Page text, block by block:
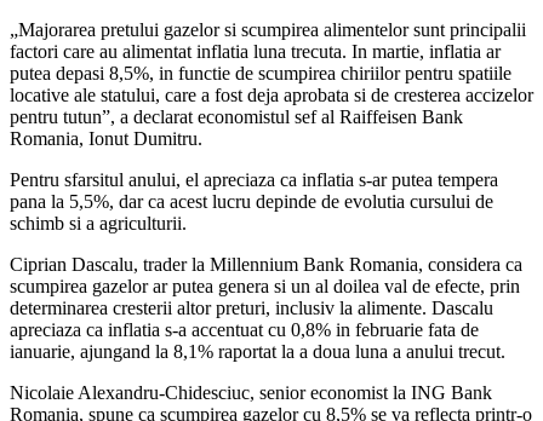
„Majorarea pretului gazelor si scumpirea alimentelor sunt principalii
factori care au alimentat inflatia luna trecuta. In martie, inflatia ar
putea depasi 8,5%, in functie de scumpirea chiriilor pentru spatiile
locative ale statului, care a fost deja aprobata si de cresterea accizelor
pentru tutun”, a declarat economistul sef al Raiffeisen Bank
Romania, Ionut Dumitru.
Pentru sfarsitul anului, el apreciaza ca inflatia s-ar putea tempera
pana la 5,5%, dar ca acest lucru depinde de evolutia cursului de
schimb si a agriculturii.
Ciprian Dascalu, trader la Millennium Bank Romania, considera ca
scumpirea gazelor ar putea genera si un al doilea val de efecte, prin
determinarea cresterii altor preturi, inclusiv la alimente. Dascalu
apreciaza ca inflatia s-a accentuat cu 0,8% in februarie fata de
ianuarie, ajungand la 8,1% raportat la a doua luna a anului trecut.
Nicolaie Alexandru-Chidesciuc, senior economist la ING Bank
Romania, spune ca scumpirea gazelor cu 8,5% se va reflecta printr-o